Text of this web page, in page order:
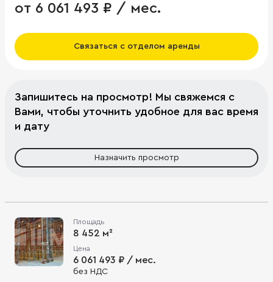
от 6 061 493 ₽ / мес.
Связаться с отделом аренды
Запишитесь на просмотр! Мы свяжемся с
Вами, чтобы уточнить удобное для вас время
и дату
Назначить просмотр
Площадь
8 452 м²
Цена
6 061 493 ₽ / мес.
без НДС